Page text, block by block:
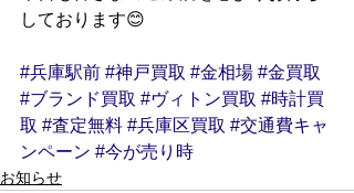
しております😊
#兵庫駅前 #神戸買取 #金相場 #金買取
#ブランド買取 #ヴィトン買取 #時計買
取 #査定無料 #兵庫区買取 #交通費キャ
ンペーン #今が売り時
お知らせ